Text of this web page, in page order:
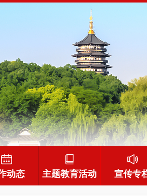
动态 主题教育活动 宣传专